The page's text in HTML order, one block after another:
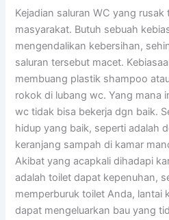
Kejadian saluran WC yang
masyarakat. Butuh sebuah
mengendalikan kebersihan,
saluran tersebut macet.
membuang plastik shampoo
rokok di lubang wc. Yang mana
wc tidak bisa bekerja dgn baik.
hidup yang baik, seperti adalah
keranjang sampah di kamar
Akibat yang acapkali dihadapi
adalah toilet dapat kepenuhan,
memperburuk toilet Anda, lantai
dapat mengeluarkan bau yang